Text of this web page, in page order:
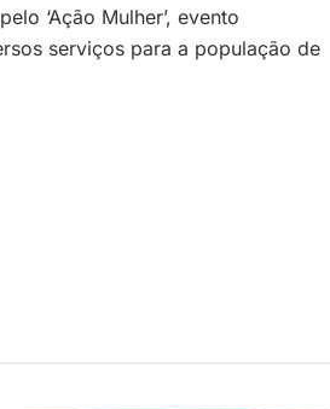
‘Ação Mulher’, evento
serviços para a população de